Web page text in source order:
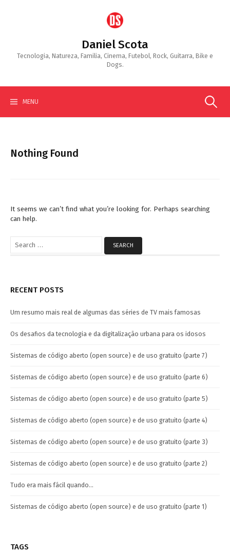
Daniel Scota
Tecnologia, Natureza, Familia, Cinema, Futebol, Rock, Guitarra, Bike e
Dogs.
MENU Search
Nothing Found
It seems we can’t find what you’re looking for. Perhaps searching
can help.
Search
for:
RECENT POSTS
Um resumo mais real de algumas das séries de TV mais famosas
Os desafios da tecnologia e da digitalização urbana para os idosos
Sistemas de código aberto (open source) e de uso gratuito (parte 7)
Sistemas de código aberto (open source) e de uso gratuito (parte 6)
Sistemas de código aberto (open source) e de uso gratuito (parte 5)
Sistemas de código aberto (open source) e de uso gratuito (parte 4)
Sistemas de código aberto (open source) e de uso gratuito (parte 3)
Sistemas de código aberto (open source) e de uso gratuito (parte 2)
Tudo era mais fácil quando…
Sistemas de código aberto (open source) e de uso gratuito (parte 1)
TAGS